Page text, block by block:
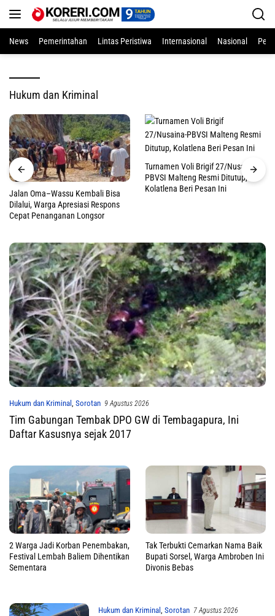
News
Pemerintahan Lintas Peristiwa Internasional Nasional
Hukum dan Kriminal
Jalan Oma–Wassu Kembali Bisa
Dilalui, Warga Apresiasi Respons
Cepat Penanganan Longsor
Turnamen Voli Brigif 27/Nusaina-
PBVSI Malteng Resmi Ditutup,
Kolatlena Beri Pesan Ini
Hukum dan Kriminal , Sorotan 9 Agustus 2026
Tim Gabungan Tembak DPO GW di Tembagapura, Ini
Daftar Kasusnya sejak 2017
2 Warga Jadi Korban Penembakan,
Festival Lembah Baliem Dihentikan
Sementara
Tak Terbukti Cemarkan Nama Baik
Bupati Sorsel, Warga Ambroben Ini
Divonis Bebas
Hukum dan Kriminal Sorotan 7 Agustus 2026